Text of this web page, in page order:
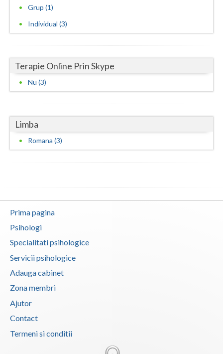
Examinari psihologice in vederea obtinerii pens... (2)
Interventie psihoterapeutica in probleme de cuplu
(2)
Interventie psihoterapeutica in tulburarea cont... (1)
Interventie psihoterapeutica in tulburarea de s... (1)
Psihodiagnostic si evaluare clinica (1)
Psihoterapie - Interventie psihoterapeutica in ... (2)
Psihoterapie - Interventie psihoterapeutica in ... (3)
Psihoterapie - Interventie psihoterapeutica in ... (2)
Psihoterapie - Interventie psihoterapeutica in ... (2)
Grup (1)
Individual (3)
Terapie Online Prin Skype
Nu (3)
Limba
Romana (3)
Prima pagina
Psihologi
Specialitati psihologice
Servicii psihologice
Adauga cabinet
Zona membri
Ajutor
Contact
Termeni si conditii